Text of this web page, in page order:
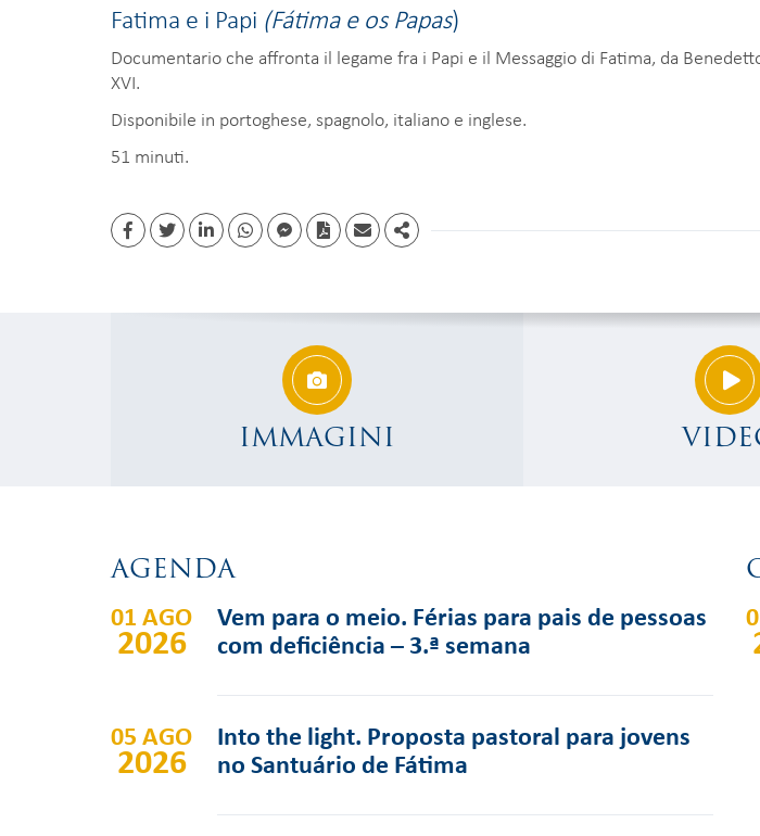
Fatima e i Papi (Fátima e os Papas)
Documentario che affronta il legame fra i Papi e il Messaggio di Fatima, da
XVI.
Disponibile in portoghese, spagnolo, italiano e inglese.
51 minuti.
FacebookTwitterLinkedinwhatsappfacebook messenger
PDF EmailShare
IMMAGINI
AGENDA
01 AGO
2026
Vem para o meio. Férias para pais de pessoas
com deficiência – 3.ª semana
05 AGO
2026
Into the light. Proposta pastoral para jovens
no Santuário de Fátima